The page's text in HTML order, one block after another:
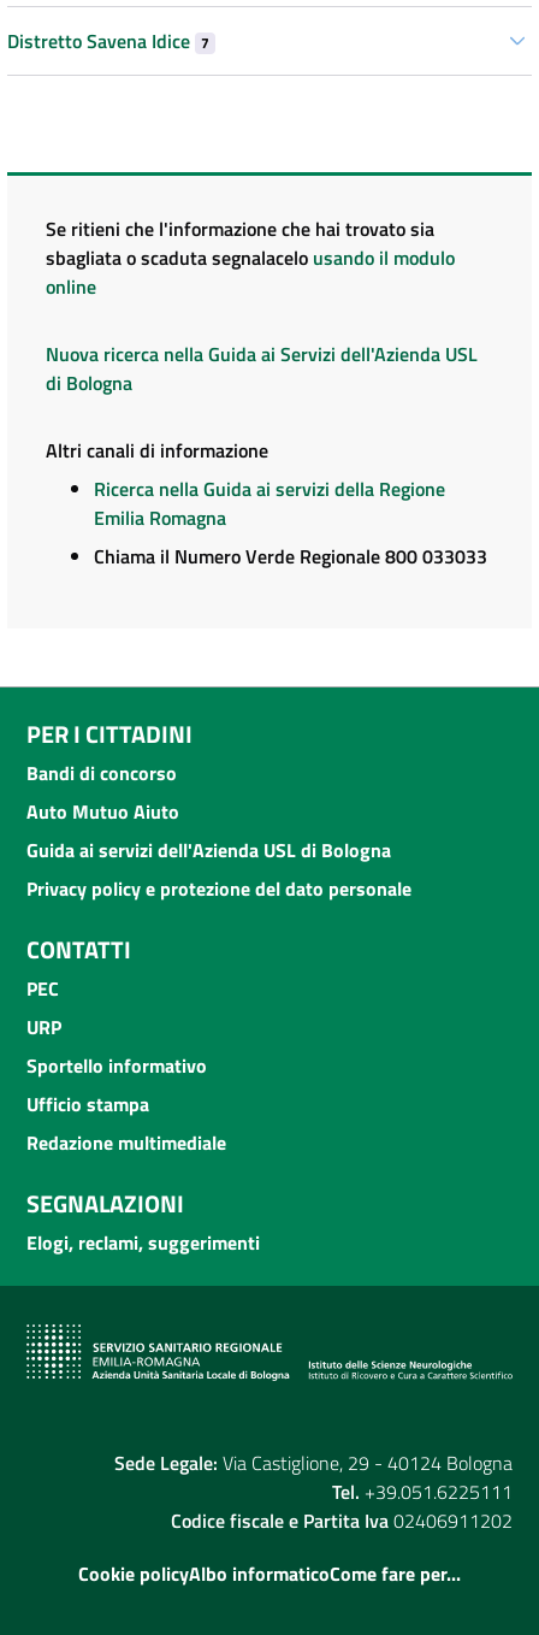
Distretto Savena Idice 7
Se ritieni che l'informazione che hai trovato sia
sbagliata o scaduta segnalacelo usando il modulo
online
Nuova ricerca nella Guida ai Servizi dell'Azienda USL
di Bologna
Altri canali di informazione
Ricerca nella Guida ai servizi della Regione
Emilia Romagna
Chiama il Numero Verde Regionale 800 033033
PER I CITTADINI
Bandi di concorso
Auto Mutuo Aiuto
Guida ai servizi dell'Azienda USL di Bologna
Privacy policy e protezione del dato personale
CONTATTI
PEC
URP
Sportello informativo
Ufficio stampa
Redazione multimediale
SEGNALAZIONI
Elogi, reclami, suggerimenti
Sede Legale: Via Castiglione, 29 - 40124 Bologna
Tel. +39.051.6225111
Codice fiscale e Partita Iva02406911202
Cookie policyAlbo informaticoCome fare per...